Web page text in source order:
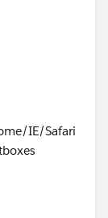
IE/Safari